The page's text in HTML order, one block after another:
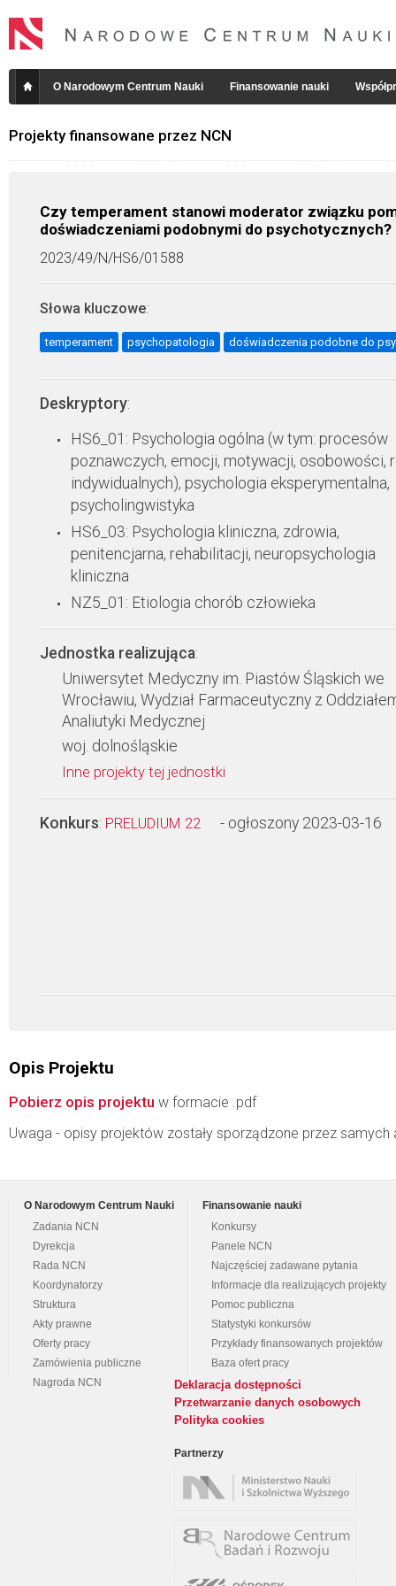
O Narodowym Centrum Nauki Finansowanie nauki
Projekty finansowane przez NCN
Czy temperament stanowi moderator związku
doświadczeniami podobnymi do
2023/49/N/HS6/01588
Słowa kluczowe:
temperament psychopatologia doświadczenia podobne do
Deskryptory:
HS6_01: Psychologia ogólna (w tym: procesów
poznawczych, emocji, motywacji, osobowości,
indywidualnych), psychologia eksperymentalna,
psycholingwistyka
HS6_03: Psychologia kliniczna, zdrowia,
penitencjarna, rehabilitacji, neuropsychologia
kliniczna
NZ5_01: Etiologia chorób człowieka
Jednostka realizująca:
Uniwersytet Medyczny im. Piastów Śląskich we
Wrocławiu, Wydział Farmaceutyczny z
Analiutyki Medycznej
woj. dolnośląskie
Inne projekty tej jednostki
Konkurs: PRELUDIUM 22 - ogłoszony 2023-03-16
Opis Projektu
Pobierz opis projektu w formacie .pdf
Uwaga - opisy projektów zostały sporządzone przez
O Narodowym Centrum Nauki
Zadania NCN
Dyrekcja
Rada NCN
Koordynatorzy
Struktura
Akty prawne
Oferty pracy
Zamówienia publiczne
Nagroda NCN
Finansowanie nauki
Konkursy
Panele NCN
Najczęściej zadawane pytania
Informacje dla realizujących projekty
Pomoc publiczna
Statystyki konkursów
Przykłady finansowanych projektów
Baza ofert pracy
Deklaracja dostępności
Przetwarzanie danych osobowych
Polityka cookies
Partnerzy